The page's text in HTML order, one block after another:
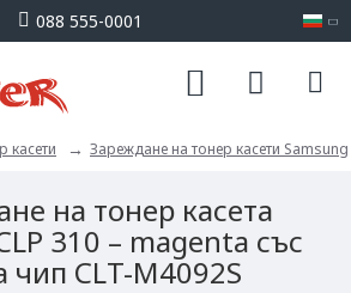
088 555-0001
касети Зареждане на тонер касети Samsung
на тонер касета
310 – magenta със
чип CLT-M4092S